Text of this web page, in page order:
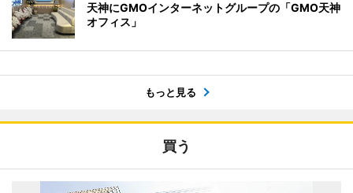
天神にGMOインターネットグループの「GMO天神
オフィス」
もっと見る
買う